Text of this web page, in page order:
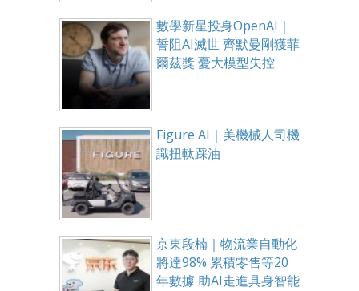
數學新星投身OpenAI｜
誓阻AI滅世 齊默曼剛獲菲
爾茲獎 憂大模型失控
Figure AI｜美機械人司機
識扭軚踩油
京東段楠｜物流業自動化
將達98% 累積零售等20
年數據 助AI走進具身智能